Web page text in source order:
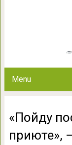
Menu
«Пойду
приюте»,